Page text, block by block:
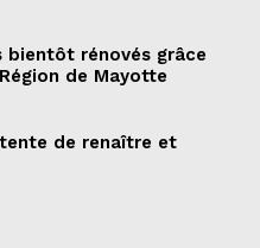
bientôt rénovés grâce
de Mayotte
de renaître et